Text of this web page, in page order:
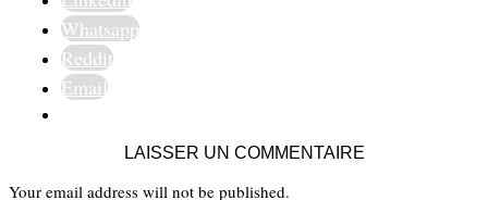
Whatsapp
Reddit
Email
LAISSER UN COMMENTAIRE
Your email address will not be published.